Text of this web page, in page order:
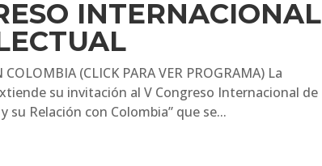
INTERNACIONAL
(CLICK PARA VER PROGRAMA) La
su invitación al V Congreso Internacional de
Relación con Colombia” que se...